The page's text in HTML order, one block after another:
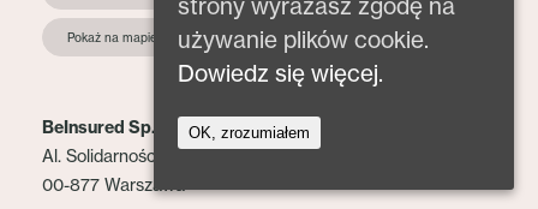
Pokaż na mapie
BeInsured Sp. z o.o.
Al. Solidarności 153 lok. 2
00-877 Warszawa
strony wyrażasz zgodę na
używanie plików cookie.
Dowiedz się więcej.
OK, zrozumiałem